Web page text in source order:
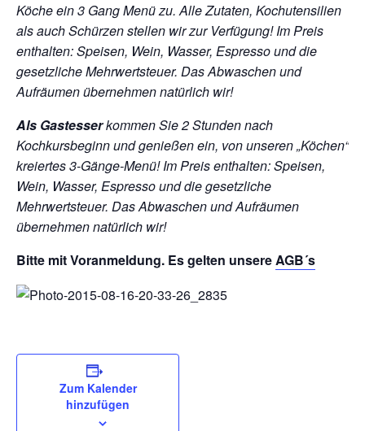
Köche ein 3 Gang Menü zu. Alle Zutaten, Kochutensilien
als auch Schürzen stellen wir zur Verfügung!Im Preis
enthalten: Speisen, Wein, Wasser, Espresso und die
gesetzliche Mehrwertsteuer. Das Abwaschen und
Aufräumen übernehmen natürlich wir!
Als Gastesserkommen Sie 2 Stunden nach
Kochkursbeginn und genießen ein, von unseren „Köchen“
kreiertes 3-Gänge-Menü!Im Preis enthalten: Speisen,
Wein, Wasser, Espresso und die gesetzliche
Mehrwertsteuer. Das Abwaschen und Aufräumen
übernehmen natürlich wir!
Bitte mit Voranmeldung. Es gelten unsereAGB´s
Zum Kalender
hinzufügen